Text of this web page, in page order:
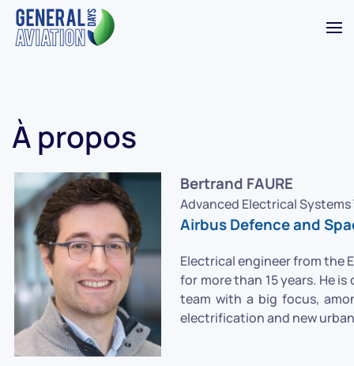
Accéder au contenu principal
À propos
Bertrand FAURE
Advanced Electrical Systems
Airbus Defence and
Electrical engineer from the
for more than 15 years. He
team with a big focus,
electrification and new